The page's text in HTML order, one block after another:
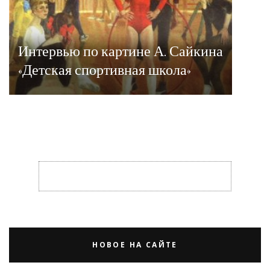
Интервью по картине А. Сайкина
«Детская спортивная школа»
НОВОЕ НА САЙТЕ